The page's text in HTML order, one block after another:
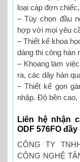
loại cáp đơn
– Tùy chọn đầu
hợp với mọi yêu
– Thiết kế khoa
dàng thi công hàn
– Khoang làm
ra, các dây hàn
– Thiết kế gọn
nhập. Độ bền cao,
Liên hệ nhận
ODF 576FO
CÔNG TY
CÔNG NGHỆ